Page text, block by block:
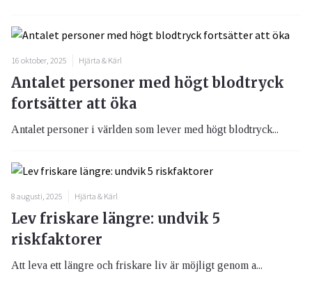
16 oktober, 2025 Hjärta & Kärl
Antalet personer med högt blodtryck
fortsätter att öka
Antalet personer i världen som lever med högt blodtryck...
8 augusti, 2025 Hjärta & Kärl
Lev friskare längre: undvik 5
riskfaktorer
Att leva ett längre och friskare liv är möjligt genom a...